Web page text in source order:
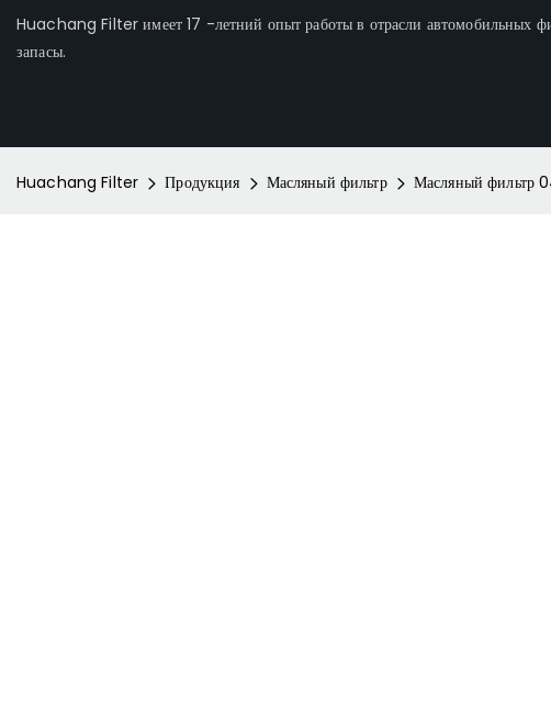
Huachang Filter имеет 17 -летний опыт работы в отрасли автомобильных
запасы.
Huachang Filter Продукция Масляный фильтр Масляный фильтр